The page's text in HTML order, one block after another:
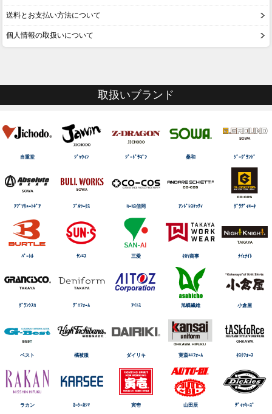
送料とお支払い方法について
個人情報の取扱いについて
取扱いブランド
自重堂 ｼﾞｬｳｨﾝ ｼﾞｰﾄﾞﾗｺﾞﾝ 桑和 ｼﾞｰｸﾞﾗﾝﾄﾞ
ｱﾌﾞｿﾘｭｰﾄｷﾞｱ ﾌﾞﾙﾜｰｸｽ ｺｰｺｽ信岡 ｱﾝﾄﾞﾚｽｹｯﾃｨ ｸﾞﾗﾃﾞｨｴｰﾀ
ﾊﾞｰﾄﾙ ｻﾝｴｽ 三愛 ﾀｶﾔ商事 ﾅｲtﾅｲﾄ
ｸﾞﾗﾝｼｽｺ ﾃﾞﾆﾌｫｰﾑ ｱｲﾄｽ 旭蝶繊維 小倉屋
ベスト 橘被服 ダイリキ 寛斎ﾕﾆﾌｫｰﾑ ﾀｽｸﾌｫｰｽ
ラカン ｶｰｼｰｶｼﾏ 寅壱 山田辰 ﾃﾞｨｯｷｰｽﾞ